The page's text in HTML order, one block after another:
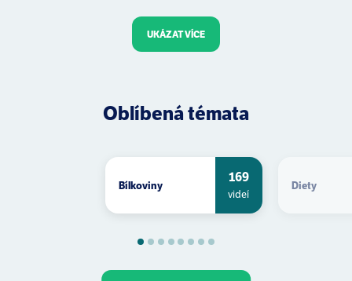
UKÁZAT VÍCE
Oblíbená témata
bílkoviny 169
videí
diety